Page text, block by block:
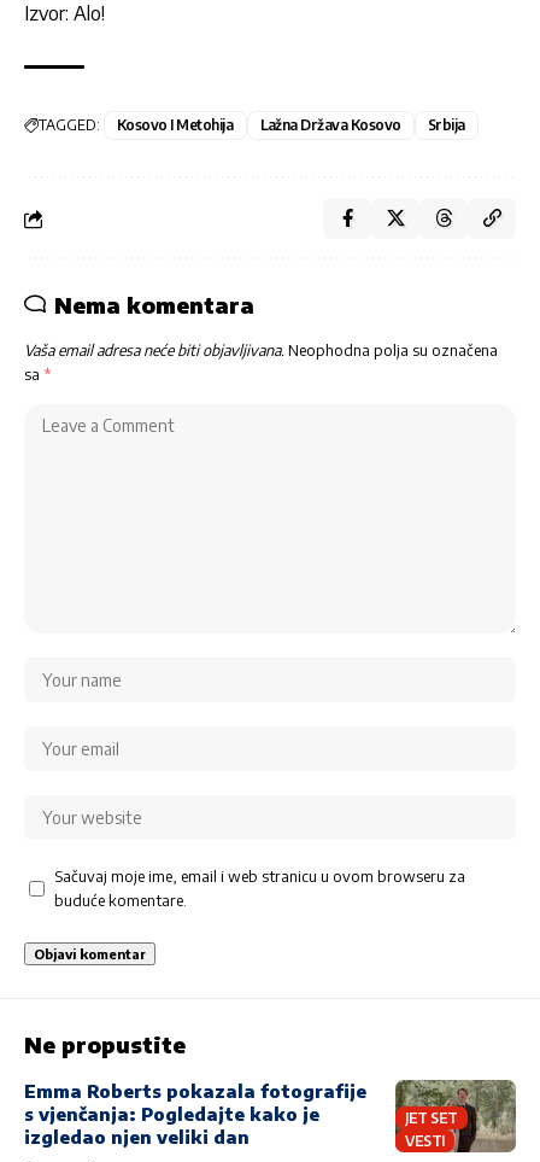
Izvor: Alo!
TAGGED: Kosovo I Metohija Lažna Država Kosovo Srbija
Nema komentara
Vaša email adresa neće biti objavljivana.Neophodna polja su označena
sa *
Sačuvaj moje ime, email i web stranicu u ovom browseru za
buduće komentare.
Ne propustite
JET SET
VESTI
Emma Roberts pokazala fotografije
s vjenčanja: Pogledajte kako je
izgledao njen veliki dan